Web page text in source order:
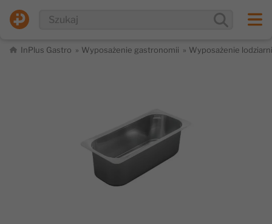
InPlus Gastro Wyposażenie gastronomii Wyposażenie lodziarni